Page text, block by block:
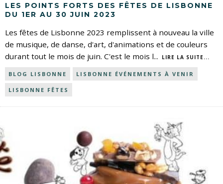
LES POINTS FORTS DES FÊTES DE LISBONNE
DU 1ER AU 30 JUIN 2023
Les fêtes de Lisbonne 2023 remplissent à nouveau la ville
de musique, de danse, d'art, d'animations et de couleurs
durant tout le mois de juin. C'est le mois l... LIRE LA SUITE...
BLOG LISBONNE LISBONNE ÉVÉNEMENTS À VENIR
LISBONNE FÊTES